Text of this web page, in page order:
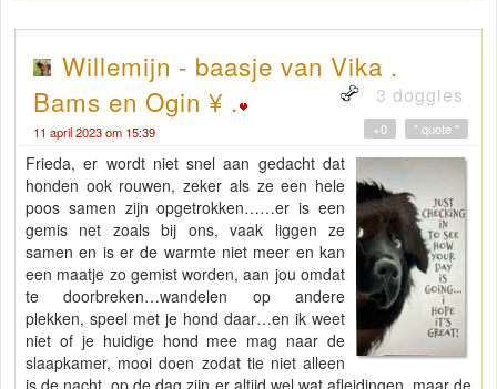
Willemijn - baasje van Vika .
Bams en Ogin ¥ .
3 doggies
11 april 2023 om 15:39 " quote "
+0
Frieda, er wordt niet snel aan gedacht dat
honden ook rouwen, zeker als ze een hele
poos samen zijn opgetrokken……er is een
gemis net zoals bij ons, vaak liggen ze
samen en is er de warmte niet meer en kan
een maatje zo gemist worden, aan jou omdat
te doorbreken…wandelen op andere
plekken, speel met je hond daar…en ik weet
niet of je huidige hond mee mag naar de
slaapkamer, mooi doen zodat tie niet alleen